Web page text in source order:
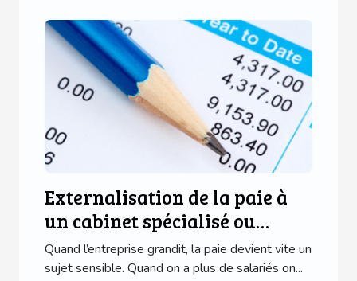
Externalisation de la paie à
un cabinet spécialisé ou
rester sur logiciel interne ?
Quand l’entreprise grandit, la paie devient vite un
sujet sensible. Quand on a plus de salariés on...